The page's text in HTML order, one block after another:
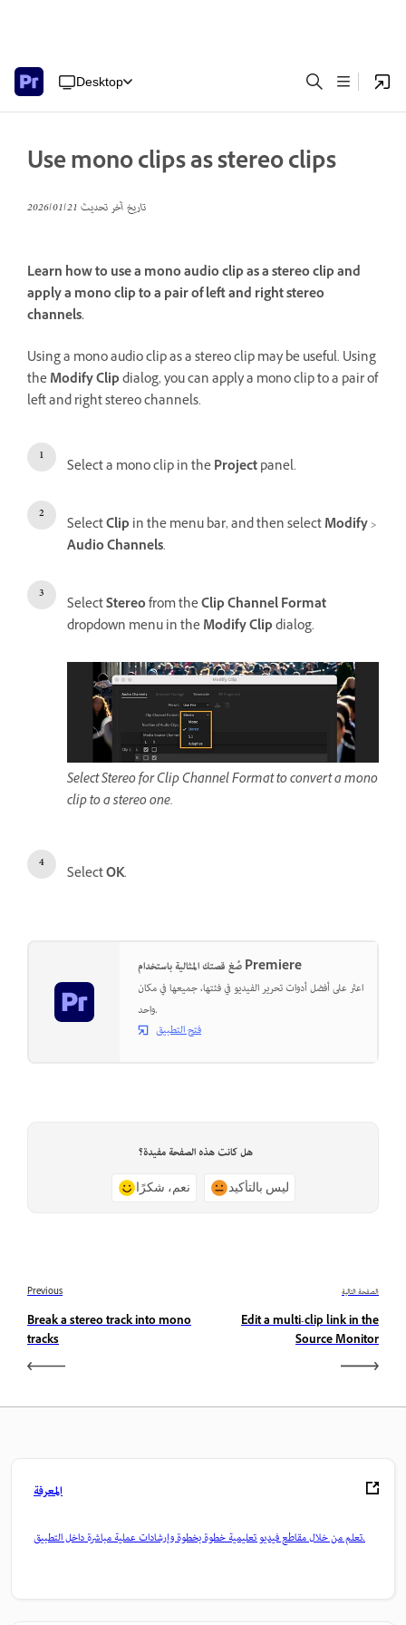
Desktop
Use mono clips as stereo clips
تاريخ آخر تحديث21‏/01‏/2026
Learn how to use a mono audio clip as a stereo clip and
apply a mono clip to a pair of left and right stereo
channels.
Using a mono audio clip as a stereo clip may be useful. Using
theModify Clipdialog, you can apply a mono clip to a pair of
left and right stereo channels.
Select a mono clip in theProjectpanel.
SelectClipin the menu bar, and then selectModify>
Audio Channels.
SelectStereofrom theClip Channel Format
dropdown menu in theModify Clipdialog.
Select Stereo for Clip Channel Format to convert a mono
clip to a stereo one.
SelectOK.
صُغ قصتك المثالية باستخدام Premiere
اعثر على أفضل أدوات تحرير الفيديو في فئتها، جميعها في مكان
واحد.
فتح التطبيق
هل كانت هذه الصفحة مفيدة؟
نعم، شكرًا ليس بالتأكيد
Previous
Break a stereo track into mono
tracks
الصفحة التالية
Edit a multi-clip link in the
Source Monitor
المعرفة
تعلم من خلال مقاطع فيديو تعليمية خطوة بخطوة وإرشادات عملية مباشرة داخل التطبيق.